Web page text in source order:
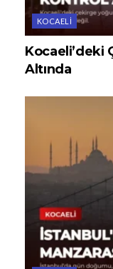
KOCAELI
Kocaeli’deki
Altında